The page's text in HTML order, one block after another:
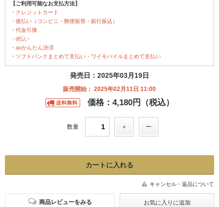
【ご利用可能なお支払方法】
・クレジットカード
・後払い（コンビニ・郵便振替・銀行振込）
・代金引換
・d払い
・auかんたん決済
・ソフトバンクまとめて支払い・ワイモバイルまとめて支払い
発売日：2025年03月19日
販売開始： 2025年02月11日 11:00
価格：4,180円（税込）
数量
キャンセル・返品について
商品レビューをみる